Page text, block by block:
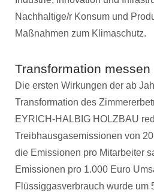
Nachhaltige/r Konsum und
Maßnahmen zum Klimaschutz.
Transformation messen
Die ersten Wirkungen der ab
Transformation des
EYRICH-HALBIG HOLZBAU
Treibhausgasemissionen von
die Emissionen pro Mitarbeiter
Emissionen pro 1.000 Euro
Flüssiggasverbrauch wurde um